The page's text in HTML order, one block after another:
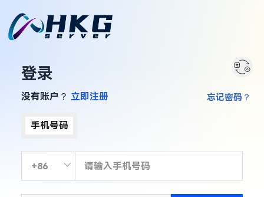
登录
没有账户？ 立即注册
手机号码
忘记密码？